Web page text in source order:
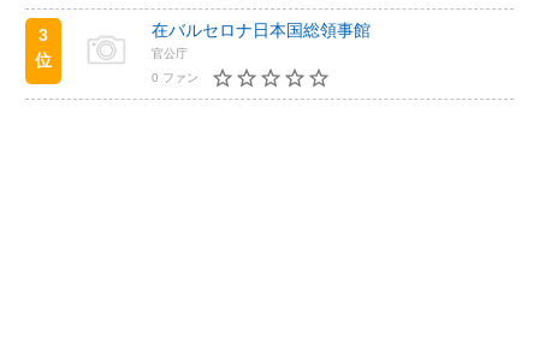
3
位
在バルセロナ日本国総領事館
官公庁
0 ファン